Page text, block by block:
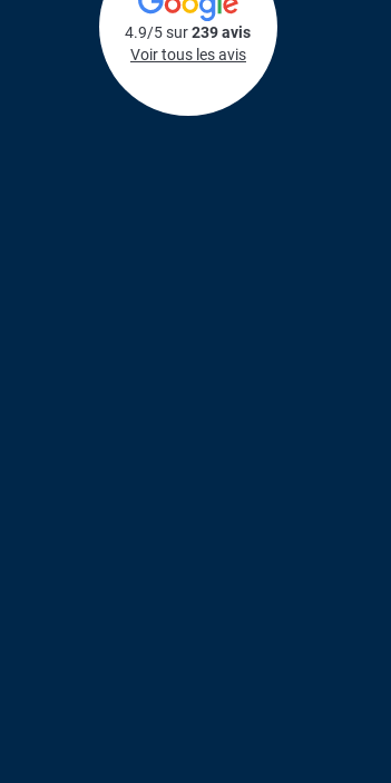
4.9/5 sur239 avis
Voir tous les avis